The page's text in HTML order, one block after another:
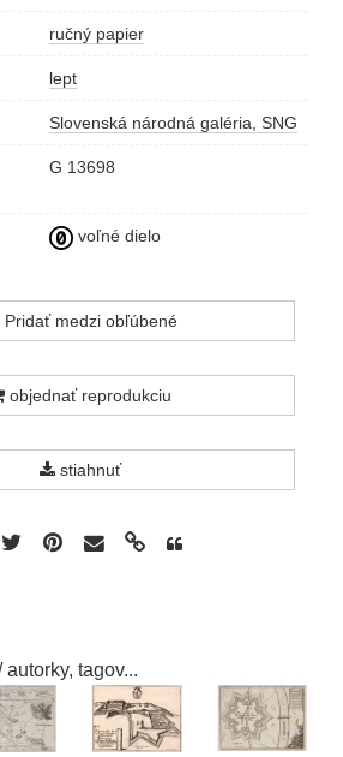
ručný papier
lept
Slovenská národná galéria, SNG
G 13698
voľné dielo
Pridať medzi obľúbené
objednať reprodukciu
stiahnuť
tagov...